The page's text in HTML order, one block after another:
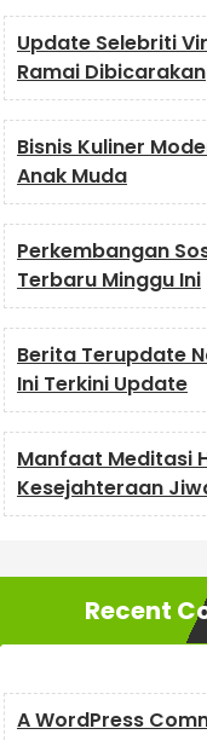
Update Selebriti
Ramai Dibicarakan
Bisnis Kuliner
Anak Muda
Perkembangan
Terbaru Minggu Ini
Berita Terupdate
Ini Terkini Update
Manfaat Meditasi
Kesejahteraan
Recent
A WordPress